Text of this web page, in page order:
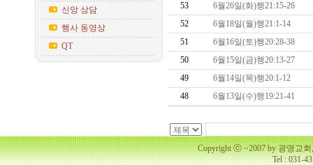
신앙 상담
행사 동영상
QT
53
6월26일(화)행21:15-26
52
6월18일(월)행21:1-14
51
6월16일(토)행20:28-38
50
6월15일(금)행20:13-27
49
6월14일(목)행20:1-12
48
6월13일(수)행19:21-41
Copyright ⓒ ~2007 by 광명교
Tel : 031-